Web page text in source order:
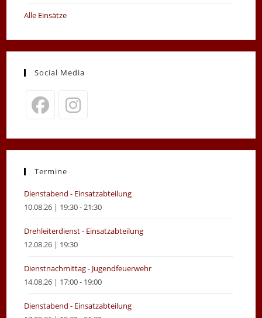
Alle Einsätze
Social Media
in
new
in
new
Termine
Dienstabend - Einsatzabteilung
10.08.26 | 19:30 - 21:30
Drehleiterdienst - Einsatzabteilung
12.08.26 | 19:30
Dienstnachmittag - Jugendfeuerwehr
14.08.26 | 17:00 - 19:00
Dienstabend - Einsatzabteilung